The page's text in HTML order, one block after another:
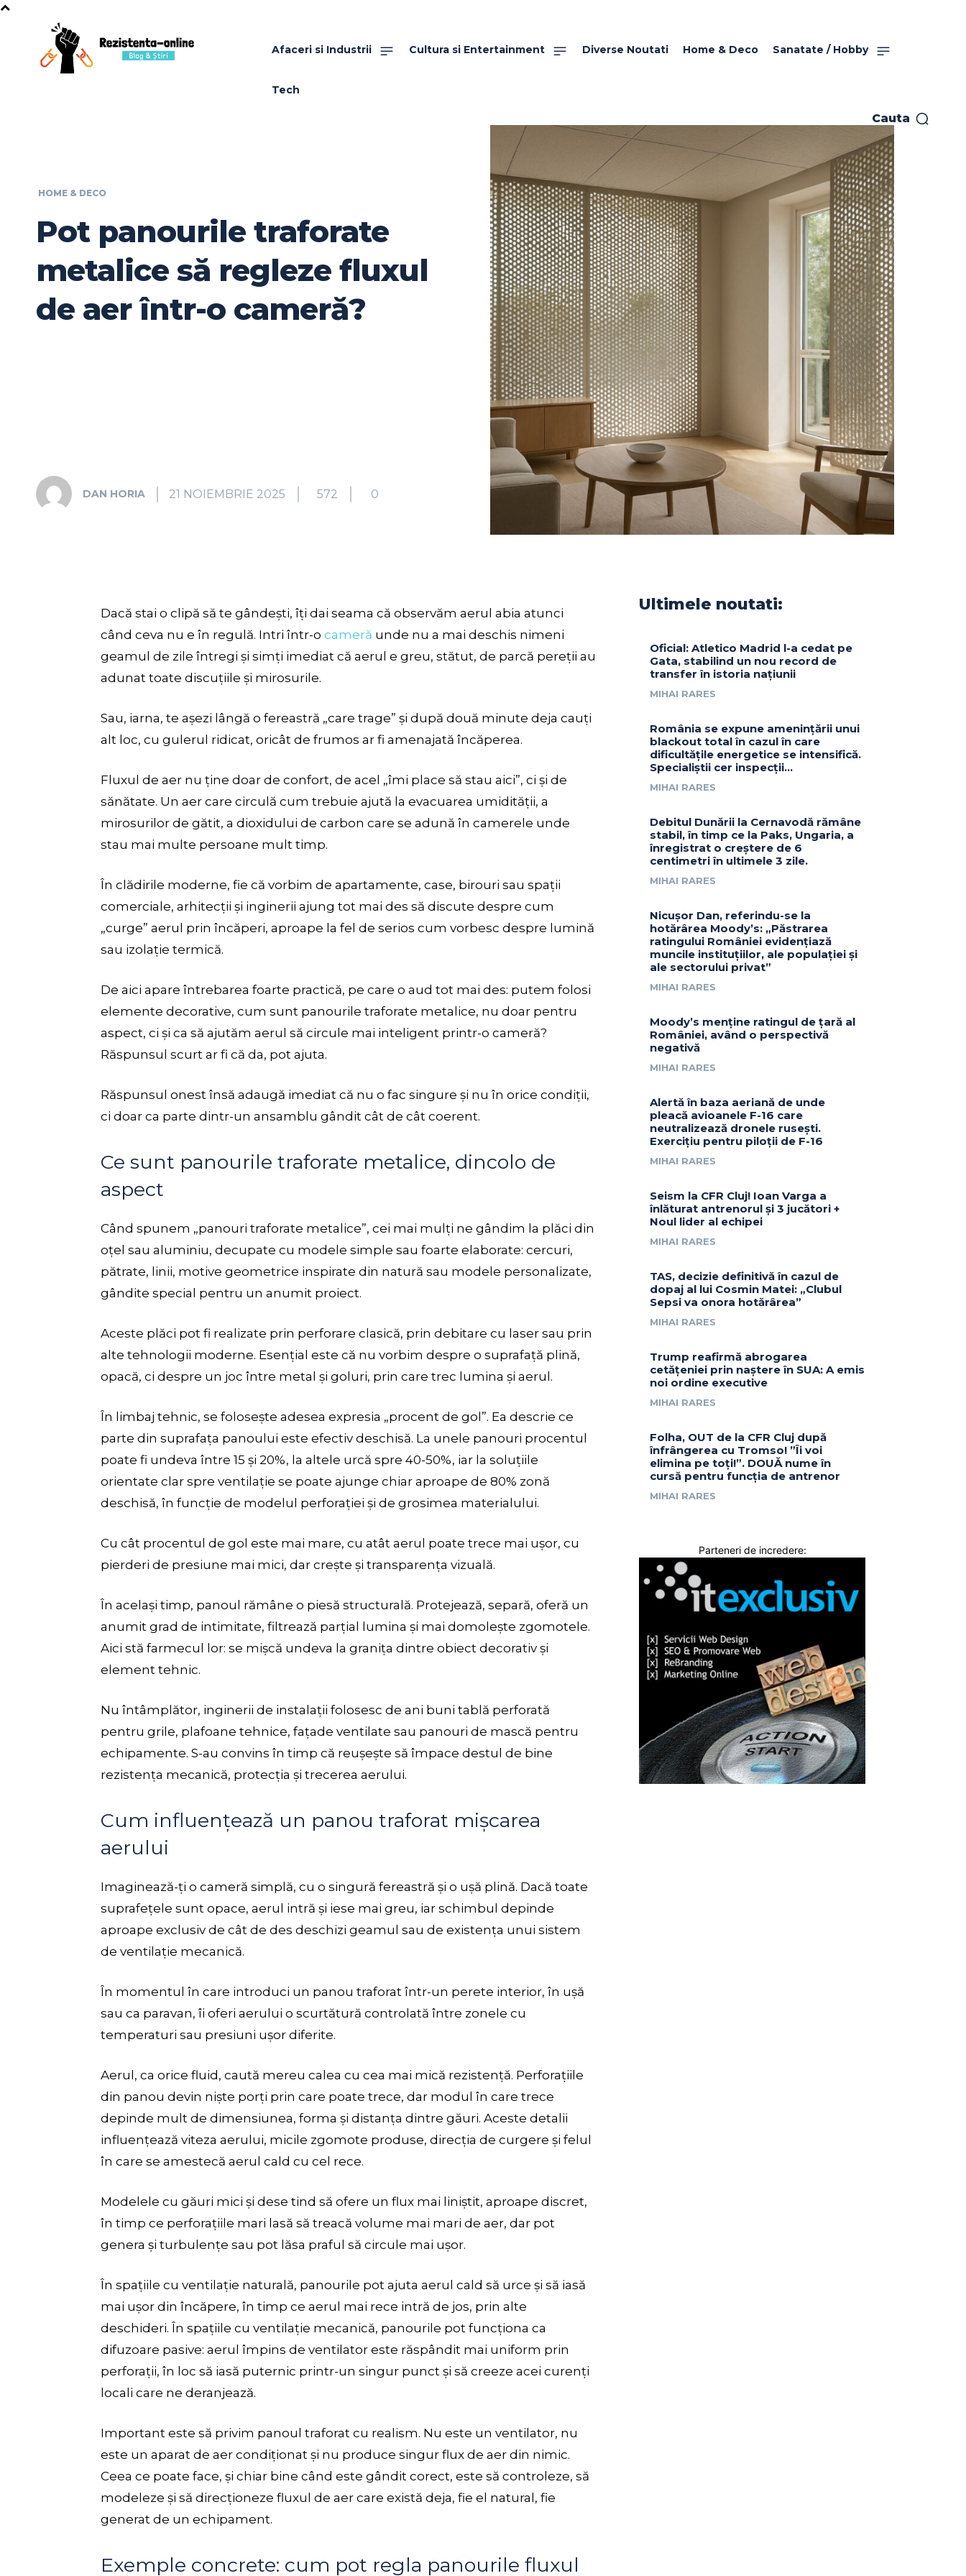
Afaceri si Industrii Cultura si Entertainment Diverse Noutati Home & Deco Sanatate / Hobby
Tech
Cauta
HOME & DECO
Pot panourile traforate
metalice să regleze fluxul
de aer într-o cameră?
DAN HORIA 21 NOIEMBRIE 2025 572 0
Dacă stai o clipă să te gândești, îți dai seama că observăm aerul abia atunci
când ceva nu e în regulă. Intri într-o cameră unde nu a mai deschis nimeni
geamul de zile întregi și simți imediat că aerul e greu, stătut, de parcă pereții au
adunat toate discuțiile și mirosurile.
Sau, iarna, te așezi lângă o fereastră „care trage” și după două minute deja cauți
alt loc, cu gulerul ridicat, oricât de frumos ar fi amenajată încăperea.
Fluxul de aer nu ține doar de confort, de acel „îmi place să stau aici”, ci și de
sănătate. Un aer care circulă cum trebuie ajută la evacuarea umidității, a
mirosurilor de gătit, a dioxidului de carbon care se adună în camerele unde
stau mai multe persoane mult timp.
În clădirile moderne, fie că vorbim de apartamente, case, birouri sau spații
comerciale, arhitecții și inginerii ajung tot mai des să discute despre cum
„curge” aerul prin încăperi, aproape la fel de serios cum vorbesc despre lumină
sau izolație termică.
De aici apare întrebarea foarte practică, pe care o aud tot mai des: putem folosi
elemente decorative, cum sunt panourile traforate metalice, nu doar pentru
aspect, ci și ca să ajutăm aerul să circule mai inteligent printr-o cameră?
Răspunsul scurt ar fi că da, pot ajuta.
Răspunsul onest însă adaugă imediat că nu o fac singure și nu în orice condiții,
ci doar ca parte dintr-un ansamblu gândit cât de cât coerent.
Ce sunt panourile traforate metalice, dincolo de
aspect
Când spunem „panouri traforate metalice”, cei mai mulți ne gândim la plăci din
oțel sau aluminiu, decupate cu modele simple sau foarte elaborate: cercuri,
pătrate, linii, motive geometrice inspirate din natură sau modele personalizate,
gândite special pentru un anumit proiect.
Aceste plăci pot fi realizate prin perforare clasică, prin debitare cu laser sau prin
alte tehnologii moderne. Esențial este că nu vorbim despre o suprafață plină,
opacă, ci despre un joc între metal și goluri, prin care trec lumina și aerul.
În limbaj tehnic, se folosește adesea expresia „procent de gol”. Ea descrie ce
parte din suprafața panoului este efectiv deschisă. La unele panouri procentul
poate fi undeva între 15 și 20%, la altele urcă spre 40-50%, iar la soluțiile
orientate clar spre ventilație se poate ajunge chiar aproape de 80% zonă
deschisă, în funcție de modelul perforației și de grosimea materialului.
Cu cât procentul de gol este mai mare, cu atât aerul poate trece mai ușor, cu
pierderi de presiune mai mici, dar crește și transparența vizuală.
În același timp, panoul rămâne o piesă structurală. Protejează, separă, oferă un
anumit grad de intimitate, filtrează parțial lumina și mai domolește zgomotele.
Aici stă farmecul lor: se mișcă undeva la granița dintre obiect decorativ și
element tehnic.
Nu întâmplător, inginerii de instalații folosesc de ani buni tablă perforată
pentru grile, plafoane tehnice, fațade ventilate sau panouri de mască pentru
echipamente. S-au convins în timp că reușește să împace destul de bine
rezistența mecanică, protecția și trecerea aerului.
Cum influențează un panou traforat mișcarea
aerului
Imaginează-ți o cameră simplă, cu o singură fereastră și o ușă plină. Dacă toate
suprafețele sunt opace, aerul intră și iese mai greu, iar schimbul depinde
aproape exclusiv de cât de des deschizi geamul sau de existența unui sistem
de ventilație mecanică.
În momentul în care introduci un panou traforat într-un perete interior, în ușă
sau ca paravan, îi oferi aerului o scurtătură controlată între zonele cu
temperaturi sau presiuni ușor diferite.
Aerul, ca orice fluid, caută mereu calea cu cea mai mică rezistență. Perforațiile
din panou devin niște porți prin care poate trece, dar modul în care trece
depinde mult de dimensiunea, forma și distanța dintre găuri. Aceste detalii
influențează viteza aerului, micile zgomote produse, direcția de curgere și felul
în care se amestecă aerul cald cu cel rece.
Modelele cu găuri mici și dese tind să ofere un flux mai liniștit, aproape discret,
în timp ce perforațiile mari lasă să treacă volume mai mari de aer, dar pot
genera și turbulențe sau pot lăsa praful să circule mai ușor.
În spațiile cu ventilație naturală, panourile pot ajuta aerul cald să urce și să iasă
mai ușor din încăpere, în timp ce aerul mai rece intră de jos, prin alte
deschideri. În spațiile cu ventilație mecanică, panourile pot funcționa ca
difuzoare pasive: aerul împins de ventilator este răspândit mai uniform prin
perforații, în loc să iasă puternic printr-un singur punct și să creeze acei curenți
locali care ne deranjează.
Important este să privim panoul traforat cu realism. Nu este un ventilator, nu
este un aparat de aer condiționat și nu produce singur flux de aer din nimic.
Ceea ce poate face, și chiar bine când este gândit corect, este să controleze, să
modeleze și să direcționeze fluxul de aer care există deja, fie el natural, fie
generat de un echipament.
Exemple concrete: cum pot regla panourile fluxul
Ultimele noutati:
Oficial: Atletico Madrid l-a cedat pe
Gata, stabilind un nou record de
transfer în istoria națiunii
MIHAI RARES
România se expune amenințării unui
blackout total în cazul în care
dificultățile energetice se intensifică.
Specialiștii cer inspecții…
MIHAI RARES
Debitul Dunării la Cernavodă rămâne
stabil, în timp ce la Paks, Ungaria, a
înregistrat o creștere de 6
centimetri în ultimele 3 zile.
MIHAI RARES
Nicușor Dan, referindu-se la
hotărârea Moody’s: „Păstrarea
ratingului României evidențiază
muncile instituțiilor, ale populației și
ale sectorului privat”
MIHAI RARES
Moody’s menține ratingul de țară al
României, având o perspectivă
negativă
MIHAI RARES
Alertă în baza aeriană de unde
pleacă avioanele F-16 care
neutralizează dronele rusești.
Exercițiu pentru piloții de F-16
MIHAI RARES
Seism la CFR Cluj! Ioan Varga a
înlăturat antrenorul și 3 jucători +
Noul lider al echipei
MIHAI RARES
TAS, decizie definitivă în cazul de
dopaj al lui Cosmin Matei: „Clubul
Sepsi va onora hotărârea”
MIHAI RARES
Trump reafirmă abrogarea
cetățeniei prin naștere în SUA: A emis
noi ordine executive
MIHAI RARES
Folha, OUT de la CFR Cluj după
înfrângerea cu Tromso! ”Îi voi
elimina pe toți!”. DOUĂ nume în
cursă pentru funcția de antrenor
MIHAI RARES
Parteneri de incredere: